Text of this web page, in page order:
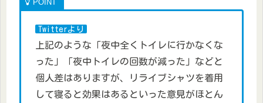
Twitterより
上記のような「夜中全くトイレに行かなくな
った」「夜中トイレの回数が減った」などと
個人差はありますが、リライブシャツを着用
して寝ると効果はあるといった意見がほとん